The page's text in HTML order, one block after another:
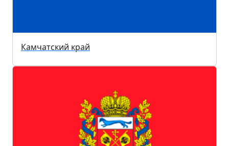
Камчатский край